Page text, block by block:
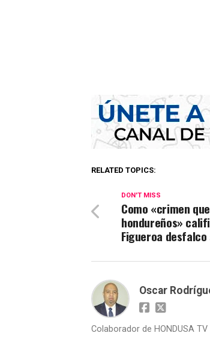
RELATED TOPICS:
DON'T MISS
Como «crimen
hondureños»
Figueroa
Oscar
Colaborador de HONDUSA